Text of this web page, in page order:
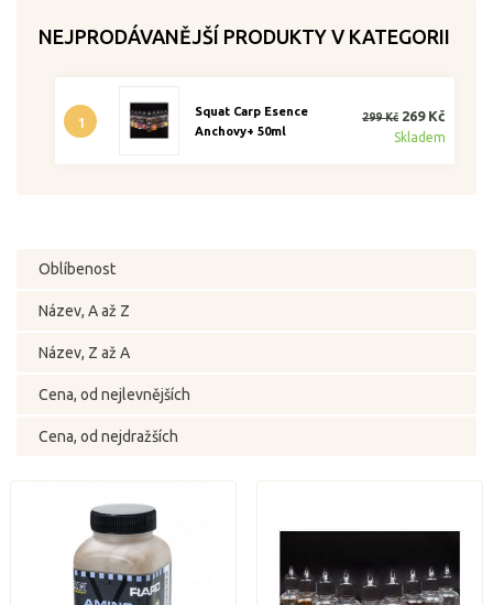
NEJPRODÁVANĚJŠÍ PRODUKTY V KATEGORII
1
Squat Carp Esence
Anchovy+ 50ml
299 Kč 269 Kč
Skladem
Oblíbenost
Název, A až Z
Název, Z až A
Cena, od nejlevnějších
Cena, od nejdražších